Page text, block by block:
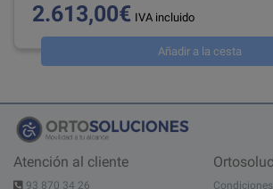
2.613,00€ IVA incluido
Añadir a la cesta
Atención al cliente
93 870 34 26